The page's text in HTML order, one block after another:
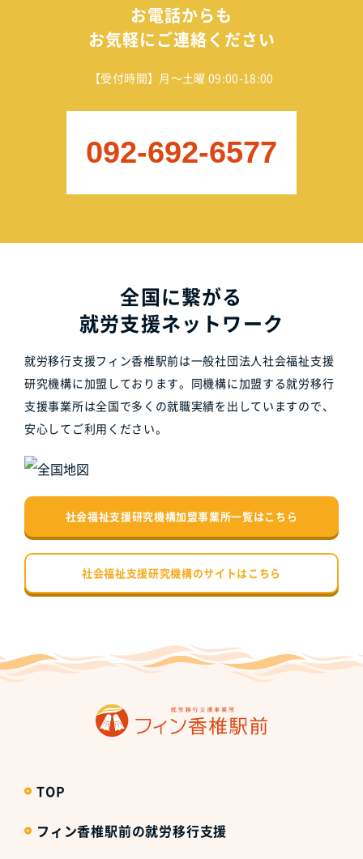
お電話からも
お気軽にご連絡ください
【受付時間】月～土曜 09:00-18:00
092-692-6577
全国に繋がる
就労支援ネットワーク
就労移行支援フィン香椎駅前は一般社団法人社会福祉支援
研究機構に加盟しております。同機構に加盟する就労移行
支援事業所は全国で多くの就職実績を出していますので、
安心してご利用ください。
社会福祉支援研究機構加盟事業所一覧はこちら
社会福祉支援研究機構のサイトはこちら
TOP
フィン香椎駅前の就労移行支援